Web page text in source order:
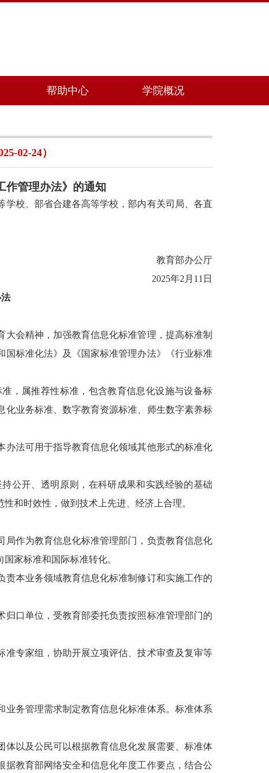
帮助中心 学院概况
02-24）
作管理办法》的通知
校、部省合建各高等学校，部内有关司局、各直
教育部办公厅
2025年2月11日
精神，加强教育信息化标准管理，提高标准制
标准化法》及《国家标准管理办法》《行业标准
属推荐性标准，包含教育信息化设施与设备标
业务标准、数字教育资源标准、师生数字素养标
法可用于指导教育信息化领域其他形式的标准化
开、透明原则，在科研成果和实践经验的基础
和时效性，做到技术上先进、经济上合理。
作为教育信息化标准管理部门，负责教育信息化
家标准和国际标准转化。
本业务领域教育信息化标准制修订和实施工作的
口单位，受教育部委托负责按照标准管理部门的
专家组，协助开展立项评估、技术审查及复审等
务管理需求制定教育信息化标准体系。标准体系
以及公民可以根据教育信息化发展需要、标准体
教育部网络安全和信息化年度工作要点，结合公